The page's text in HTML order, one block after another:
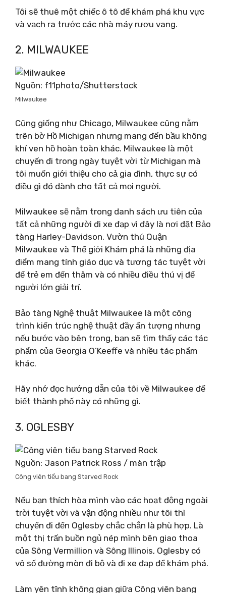
Tôi sẽ thuê một chiếc ô tô để khám phá khu vực
và vạch ra trước các nhà máy rượu vang.
2. MILWAUKEE
Nguồn: f11photo/Shutterstock
Milwaukee
Cũng giống như Chicago, Milwaukee cũng nằm
trên bờ Hồ Michigan nhưng mang đến bầu không
khí ven hồ hoàn toàn khác. Milwaukee là một
chuyến đi trong ngày tuyệt vời từ Michigan mà
tôi muốn giới thiệu cho cả gia đình, thực sự có
điều gì đó dành cho tất cả mọi người.
Milwaukee sẽ nằm trong danh sách ưu tiên của
tất cả những người đi xe đạp vì đây là nơi đặt Bảo
tàng Harley-Davidson. Vườn thú Quận
Milwaukee và Thế giới Khám phá là những địa
điểm mang tính giáo dục và tương tác tuyệt vời
để trẻ em đến thăm và có nhiều điều thú vị để
người lớn giải trí.
Bảo tàng Nghệ thuật Milwaukee là một công
trình kiến ​​trúc nghệ thuật đầy ấn tượng nhưng
nếu bước vào bên trong, bạn sẽ tìm thấy các tác
phẩm của Georgia O’Keeffe và nhiều tác phẩm
khác.
Hãy nhớ đọc hướng dẫn của tôi về Milwaukee để
biết thành phố này có những gì.
3. OGLESBY
Nguồn: Jason Patrick Ross / màn trập
Công viên tiểu bang Starved Rock
Nếu bạn thích hòa mình vào các hoạt động ngoài
trời tuyệt vời và vận động nhiều như tôi thì
chuyến đi đến Oglesby chắc chắn là phù hợp. Là
một thị trấn buồn ngủ nép mình bên giao thoa
của Sông Vermillion và Sông Illinois, Oglesby có
vô số đường mòn đi bộ và đi xe đạp để khám phá.
Làm yên tĩnh không gian giữa Công viên bang